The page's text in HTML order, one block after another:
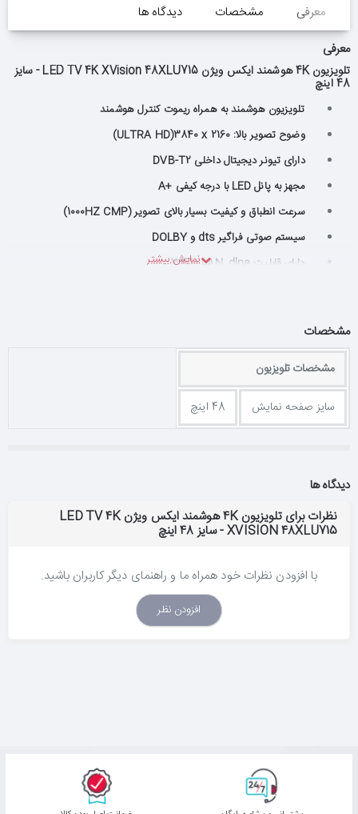
معرفی مشخصات
دیدگاه ها
معرفی
تلویزیون 4K هوشمند ایکس ویژن LED TV 4K XVision 48XLU715 - سایز
48 اینچ
تلویزیون هوشمند به همراه ریموت كنترل هوشمند
وضوح تصویر بالا: ULTRA HD)3840 x 2160)
دارای تیونر دیجیتال داخلی DVB-T2
مجهز به پانل LED با درجه كیفی +A
سرعت انطباق و كیفیت بسیار بالای تصویر (1000HZ CMP)
سیستم صوتی فراگیر dts و DOLBY
دارای قابلیت WIFI , LAN, dlna
مجهز به ماشین زمان(Time Shift)
قابلیت استفاده بصورت مانیتور (D-SUB 15pin)
قابلیت نمایش عكس با فرمت : ,JPEG,JPG,PNG,BMP
قابلیت پخش صدا با فرمت:WMA,MP3,WAV
مشخصات
مشخصات تلویزیون
سایز صفحه نمایش
48 اینچ
دیدگاه ها
نظرات برای تلویزیون 4K هوشمند ایکس ویژن LED TV 4K
XVISION 48XLU715 - سایز 48 اینچ
با افزودن نظرات خود همراه ما و راهنمای دیگر کاربران باشید.
افزودن نظر